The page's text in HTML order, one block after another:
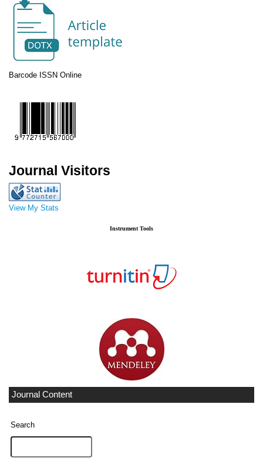
Barcode ISSN Online
Journal Visitors
View My Stats
Instrument Tools
Journal Content
Search